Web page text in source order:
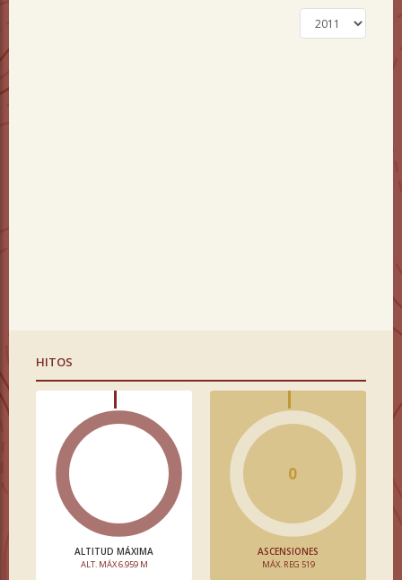
HITOS
ALTITUD MÁXIMA
ALT. MÁX 6.959 M
0
ASCENSIONES
MÁX. REG 519